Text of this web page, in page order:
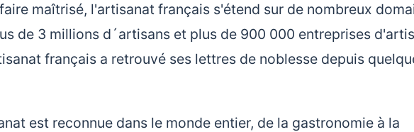
maîtrisé, l'artisanat français s'étend sur de nombreux
de 3 millions d´artisans et plus de 900 000 entreprises
français a retrouvé ses lettres de noblesse depuis
est reconnue dans le monde entier, de la gastronomie à la